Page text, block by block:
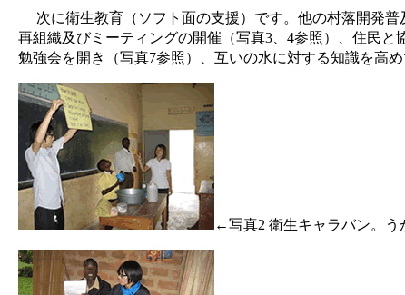
次に衛生教育（ソフト面の支援）です。他の村落開発普
再組織及びミーティングの開催（写真3、4参照）、住民
勉強会を開き（写真7参照）、互いの水に対する知識を高め
←写真2 衛生キャラバン。う